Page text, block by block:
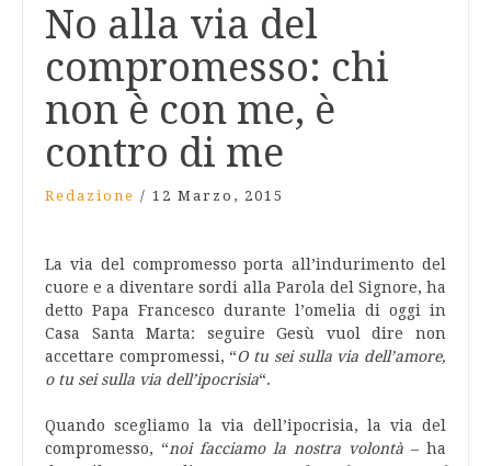
No alla via del
compromesso: chi
non è con me, è
contro di me
Redazione / 12 Marzo, 2015
La via del compromesso porta all’indurimento del
cuore e a diventare sordi alla Parola del Signore, ha
detto Papa Francesco durante l’omelia di oggi in
Casa Santa Marta: seguire Gesù vuol dire non
accettare compromessi, “O tu sei sulla via dell’amore,
o tu sei sulla via dell’ipocrisia“.
Quando scegliamo la via dell’ipocrisia, la via del
compromesso, “noi facciamo la nostra volontà – ha